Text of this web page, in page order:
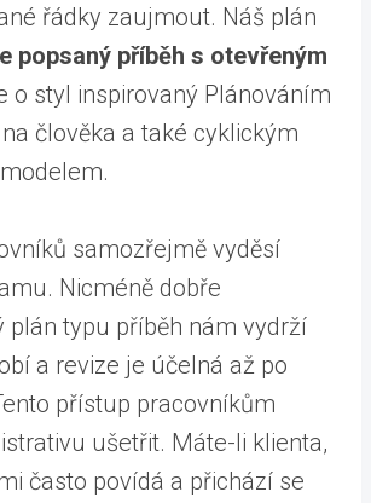
řádky zaujmout. Náš plán
popsaný příběh s otevřeným
o styl inspirovaný Plánováním
člověka a také cyklickým
samozřejmě vyděsí
Nicméně dobře
plán typu příběh nám vydrží
a revize je účelná až po
přístup pracovníkům
ušetřit. Máte-li klienta,
často povídá a přichází se